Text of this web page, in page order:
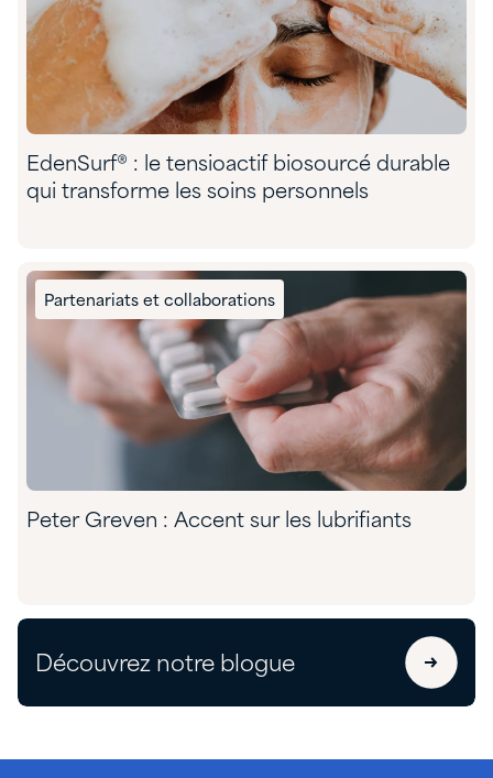
EdenSurf® : le tensioactif biosourcé durable
qui transforme les soins personnels
Partenariats et collaborations
Peter Greven : Accent sur les lubrifiants
Découvrez notre blogue